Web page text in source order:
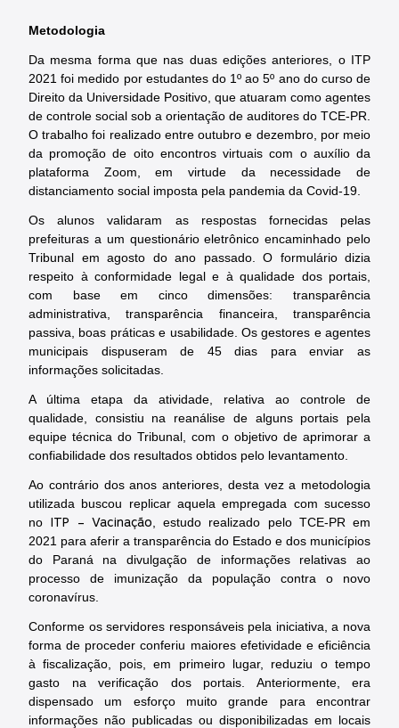
Metodologia
Da mesma forma que nas duas edições anteriores, o ITP
2021 foi medido por estudantes do 1º ao 5º ano do curso de
Direito da Universidade Positivo, que atuaram como agentes
de controle social sob a orientação de auditores do TCE-PR.
O trabalho foi realizado entre outubro e dezembro, por meio
da promoção de oito encontros virtuais com o auxílio da
plataforma Zoom, em virtude da necessidade de
distanciamento social imposta pela pandemia da Covid-19.
Os alunos validaram as respostas fornecidas pelas
prefeituras a um questionário eletrônico encaminhado pelo
Tribunal em agosto do ano passado. O formulário dizia
respeito à conformidade legal e à qualidade dos portais,
com base em cinco dimensões: transparência
administrativa, transparência financeira, transparência
passiva, boas práticas e usabilidade. Os gestores e agentes
municipais dispuseram de 45 dias para enviar as
informações solicitadas.
A última etapa da atividade, relativa ao controle de
qualidade, consistiu na reanálise de alguns portais pela
equipe técnica do Tribunal, com o objetivo de aprimorar a
confiabilidade dos resultados obtidos pelo levantamento.
Ao contrário dos anos anteriores, desta vez a metodologia
utilizada buscou replicar aquela empregada com sucesso
no ITP – Vacinação , estudo realizado pelo TCE-PR em
2021 para aferir a transparência do Estado e dos municípios
do Paraná na divulgação de informações relativas ao
processo de imunização da população contra o novo
coronavírus.
Conforme os servidores responsáveis pela iniciativa, a nova
forma de proceder conferiu maiores efetividade e eficiência
à fiscalização, pois, em primeiro lugar, reduziu o tempo
gasto na verificação dos portais. Anteriormente, era
dispensado um esforço muito grande para encontrar
informações não publicadas ou disponibilizadas em locais